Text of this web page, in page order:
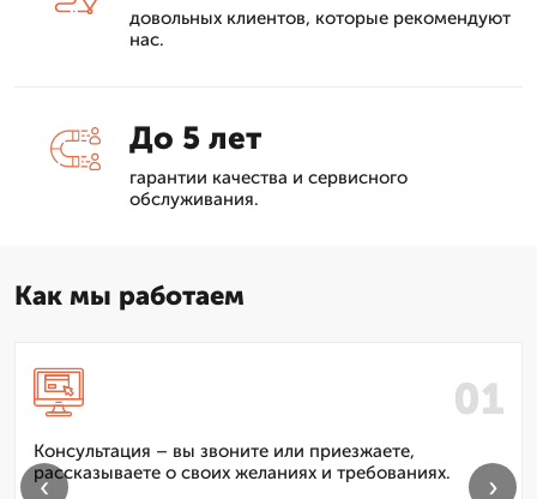
довольных клиентов, которые рекомендуют
нас.
До 5 лет
гарантии качества и сервисного
обслуживания.
Как мы работаем
Консультация – вы звоните или приезжаете,
рассказываете о своих желаниях и требованиях.
‹ ›